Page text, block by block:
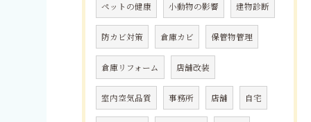
ペットの健康 小動物の影響 建物診断
防カビ対策 倉庫カビ 保管物管理
倉庫リフォーム 店舗改装
室内空気品質 事務所 店舗 自宅